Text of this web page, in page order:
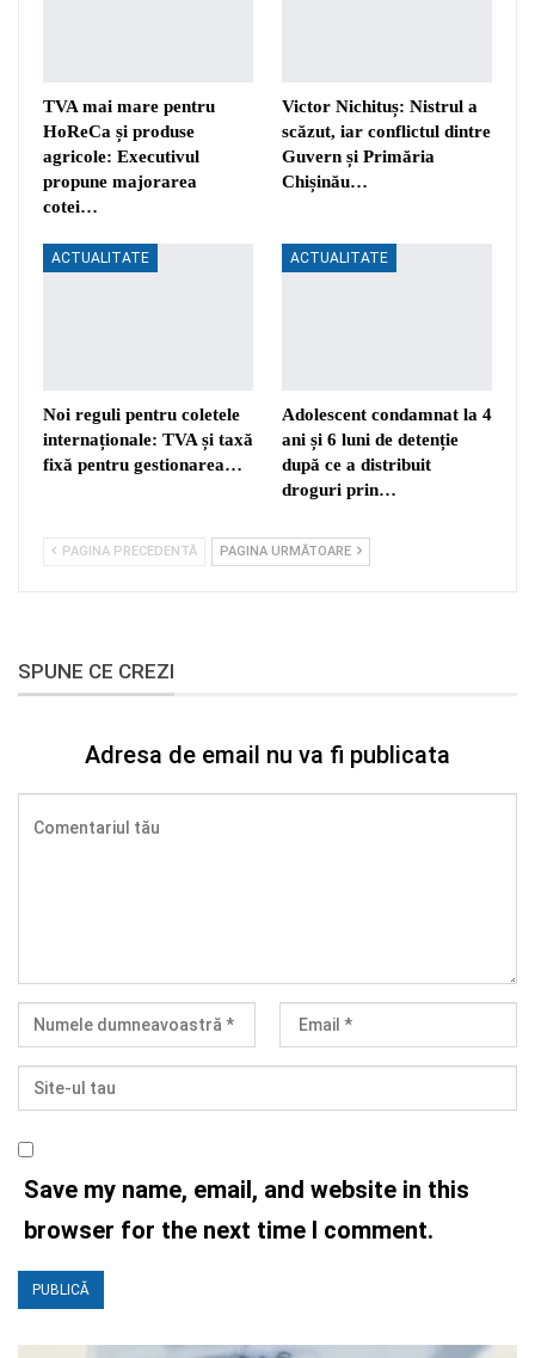
TVA mai mare pentru
HoReCa și produse
agricole: Executivul
propune majorarea
cotei…
Victor Nichituș: Nistrul a
scăzut, iar conflictul dintre
Guvern și Primăria
Chișinău…
ACTUALITATE
Noi reguli pentru coletele
internaționale: TVA și taxă
fixă pentru gestionarea…
ACTUALITATE
Adolescent condamnat la 4
ani și 6 luni de detenție
după ce a distribuit
droguri prin…
PAGINA PRECEDENTĂ PAGINA URMĂTOARE
SPUNE CE CREZI
Adresa de email nu va fi publicata
Save my name, email, and website in this
browser for the next time I comment.